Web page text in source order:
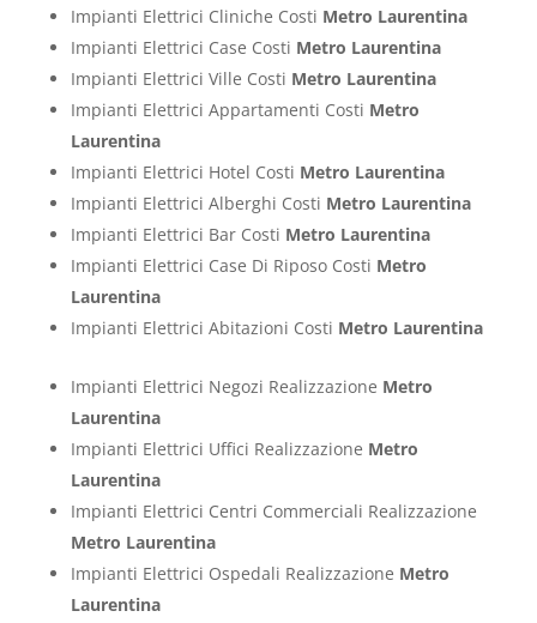
Impianti Elettrici Cliniche Costi Metro Laurentina
Impianti Elettrici Case Costi Metro Laurentina
Impianti Elettrici Ville Costi Metro Laurentina
Impianti Elettrici Appartamenti Costi Metro
Laurentina
Impianti Elettrici Hotel Costi Metro Laurentina
Impianti Elettrici Alberghi Costi Metro Laurentina
Impianti Elettrici Bar Costi Metro Laurentina
Impianti Elettrici Case Di Riposo Costi Metro
Laurentina
Impianti Elettrici Abitazioni Costi Metro Laurentina
Impianti Elettrici Negozi Realizzazione Metro
Laurentina
Impianti Elettrici Uffici Realizzazione Metro
Laurentina
Impianti Elettrici Centri Commerciali Realizzazione
Metro Laurentina
Impianti Elettrici Ospedali Realizzazione Metro
Laurentina